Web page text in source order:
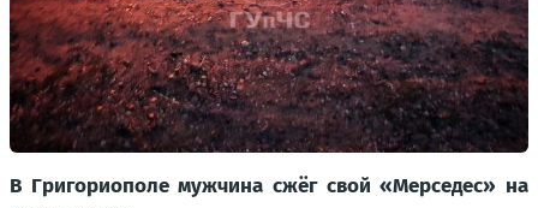
В Григориополе мужчина сжёг свой «Мерседес» на